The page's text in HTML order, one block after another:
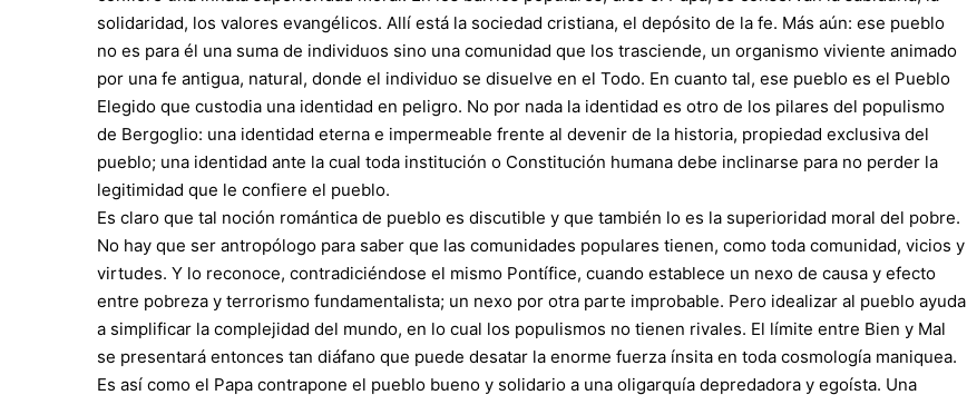
solidaridad, los valores evangélicos. Allí está la sociedad cristiana, el depósito de la fe. Más aún: ese pueblo
no es para él una suma de individuos sino una comunidad que los trasciende, un organismo viviente animado
por una fe antigua, natural, donde el individuo se disuelve en el Todo. En cuanto tal, ese pueblo es el Pueblo
Elegido que custodia una identidad en peligro. No por nada la identidad es otro de los pilares del populismo
de Bergoglio: una identidad eterna e impermeable frente al devenir de la historia, propiedad exclusiva del
pueblo; una identidad ante la cual toda institución o Constitución humana debe inclinarse para no perder la
legitimidad que le confiere el pueblo.
Es claro que tal noción romántica de pueblo es discutible y que también lo es la superioridad moral del pobre.
No hay que ser antropólogo para saber que las comunidades populares tienen, como toda comunidad, vicios y
virtudes. Y lo reconoce, contradiciéndose el mismo Pontífice, cuando establece un nexo de causa y efecto
entre pobreza y terrorismo fundamentalista; un nexo por otra parte improbable. Pero idealizar al pueblo ayuda
a simplificar la complejidad del mundo, en lo cual los populismos no tienen rivales. El límite entre Bien y Mal
se presentará entonces tan diáfano que puede desatar la enorme fuerza ínsita en toda cosmología maniquea.
Es así como el Papa contrapone el pueblo bueno y solidario a una oligarquía depredadora y egoísta. Una